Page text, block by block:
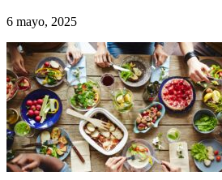
6 mayo, 2025